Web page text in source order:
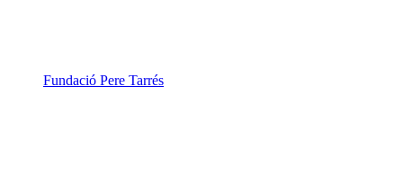
Fundació Pere Tarrés